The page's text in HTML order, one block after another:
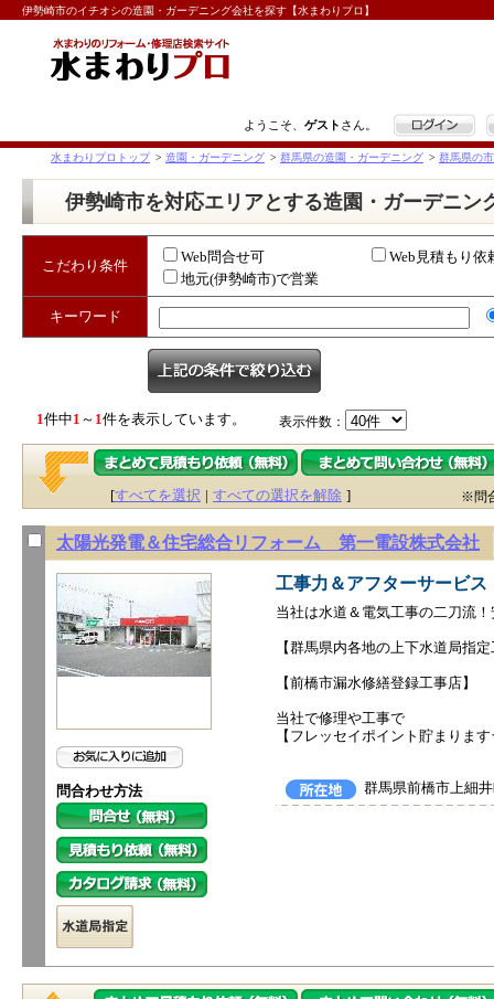
伊勢崎市のイチオシの造園・ガーデニング会社を探す【水まわりプロ】
ようこそ、 ゲスト さん。 ログイン
水まわりプロトップ > 造園・ガーデニング > 群馬県の造園・ガーデニング > 群馬県の
伊勢崎市を対応エリアとする造園・ガーデニン
こだわり条件
Web問合せ可
Web見積もり依
地元(伊勢崎市)で営業
キーワード
1件中1 ～ 1件を表示しています。 表示件数：
[すべてを選択 | すべての選択を解除 ] ※問
太陽光発電＆住宅総合リフォーム 第一電設株式会社
問合わせ方法
工事力＆アフターサービス
当社は水道＆電気工事の二刀流
【群馬県内各地の上下水道局指
【前橋市漏水修繕登録工事店】
当社で修理や工事で
【フレッセイポイント貯まりま
群馬県前橋市上細